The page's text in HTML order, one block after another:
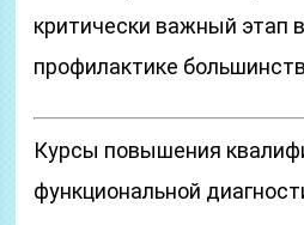
критически важный этап
профилактике
Курсы повышения
функциональной